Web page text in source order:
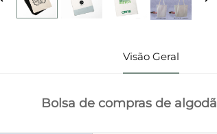
Visão Geral
Bolsa de compras de